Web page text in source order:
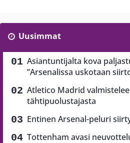
Uusimmat
Asiantuntijalta kova
”Arsenalissa uskotaan
Atletico Madrid
tähtipuolustajasta
Entinen Arsenal-peluri
Tottenham avasi